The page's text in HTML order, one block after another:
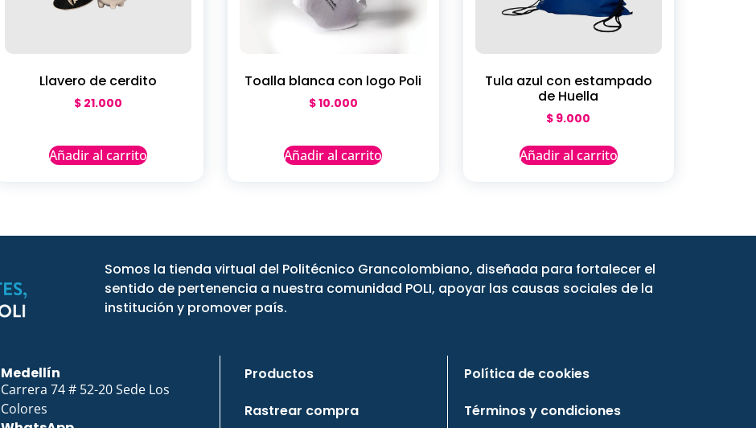
Llavero de cerdito
$21.000
Añadir al carrito
Toalla blanca con logo Poli
$10.000
Añadir al carrito
Tula azul con estampado
de Huella
$ 9.000
Añadir al carrito
Somos la tienda virtual del Politécnico Grancolombiano, diseñada para fortalecer el
sentido de pertenencia a nuestra comunidad POLI, apoyar las causas sociales de la
institución y promover país.
Medellín
Carrera 74 # 52-20 Sede Los
Colores
Productos
Rastrear compra
Política de cookies
Términos y condiciones